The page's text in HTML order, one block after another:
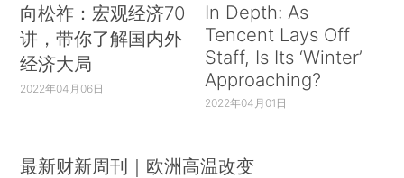
向松祚：宏观经济70
讲，带你了解国内外
经济大局
2022年04月06日
In Depth: As
Tencent Lays Off
Staff, Is Its ‘Winter’
Approaching?
2022年04月01日
最新财新周刊｜欧洲高温改变